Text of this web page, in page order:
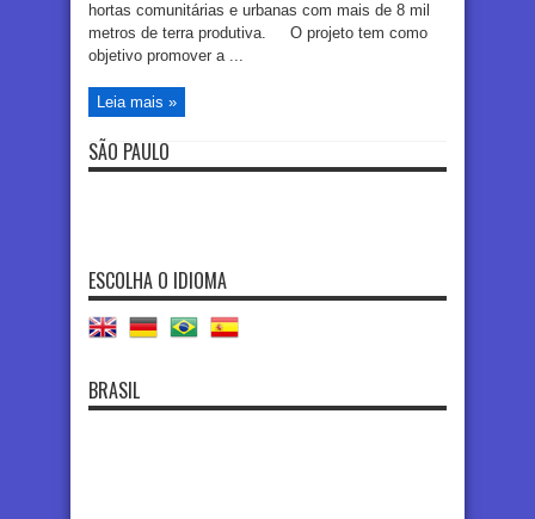
hortas comunitárias e urbanas com mais de 8 mil
metros de terra produtiva. O projeto tem como
objetivo promover a ...
Leia mais »
SÃO PAULO
ESCOLHA O IDIOMA
BRASIL